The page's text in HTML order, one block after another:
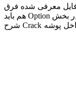
معرفی شده فرق
دارد که داخل پوشه Crack موجود است البته در بخش Option هم باید
تغییراتی صورت گیرد که در فایل Read me داخل پوشه Crack شرح